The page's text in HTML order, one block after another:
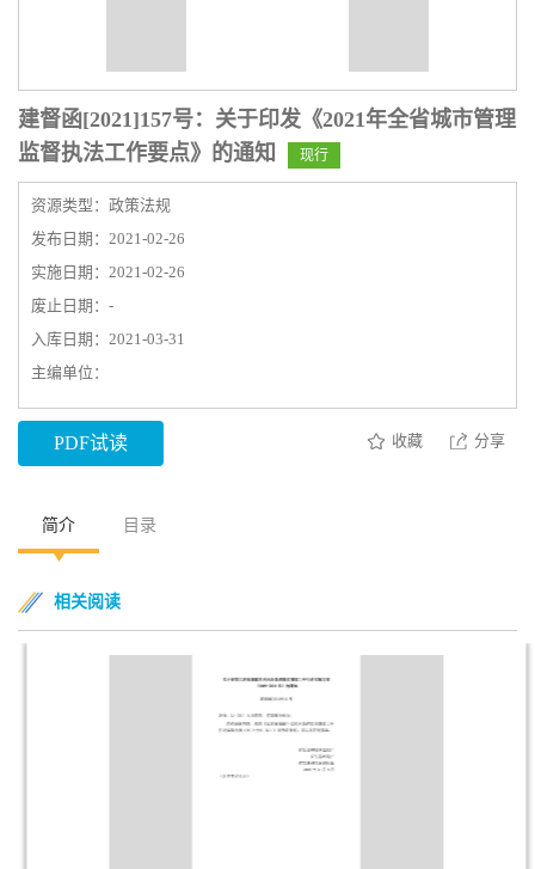
建督函[2021]157号：关于印发《2021年全省城市管理
监督执法工作要点》的通知
现行
资源类型：政策法规
发布日期：2021-02-26
实施日期：2021-02-26
废止日期：-
入库日期：2021-03-31
主编单位：
PDF试读 收藏 分享
简介 目录
相关阅读